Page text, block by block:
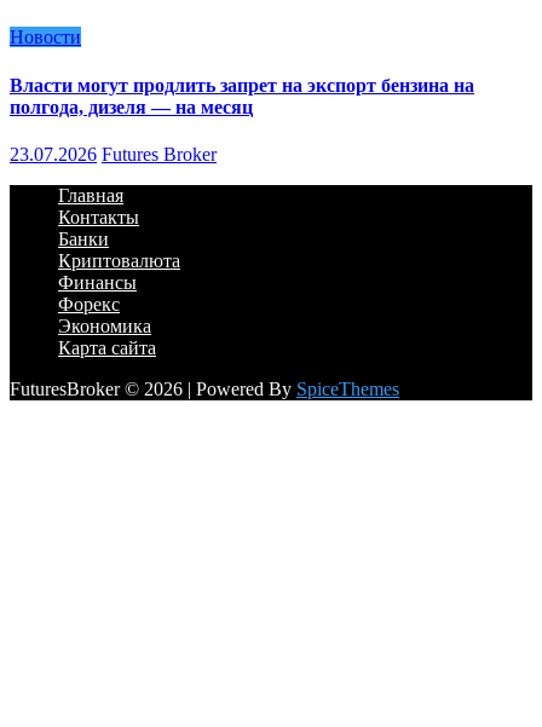
Новости
Власти могут продлить запрет на экспорт бензина на
полгода, дизеля — на месяц
23.07.2026 Futures Broker
Главная
Контакты
Банки
Криптовалюта
Финансы
Форекс
Экономика
Карта сайта
FuturesBroker © 2026 | Powered By SpiceThemes